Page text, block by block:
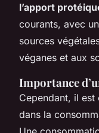
l’apport
courants, avec
sources
véganes et aux
Importance
Cependant, il
dans la